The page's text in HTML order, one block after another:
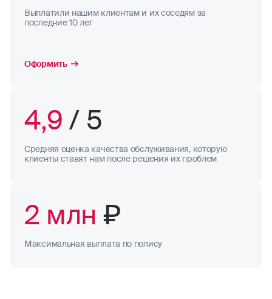
Выплатили нашим клиентам и их соседям за
последние 10 лет
Оформить
4,9 / 5
Средняя оценка качества обслуживания, которую
клиенты ставят нам после решения их проблем
2 млн ₽
Максимальная выплата по полису